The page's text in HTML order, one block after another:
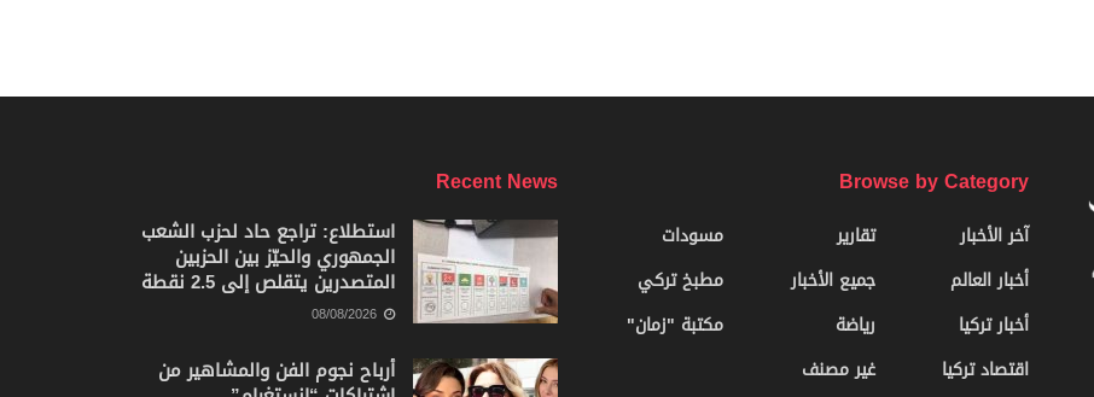
Browse by Category
آخر الأخبار
أخبار العالم
أخبار تركيا
اقتصاد تركيا
تقارير
جميع الأخبار
رياضة
غير مصنف
مسودات
مطبخ تركي
مكتبة "زمان"
Recent News
استطلاع: تراجع حاد لحزب الشعب
الجمهوري والحيّز بين الحزبين
المتصدرين يتقلص إلى 2.5 نقطة
أرباح نجوم الفن والمشاهير من